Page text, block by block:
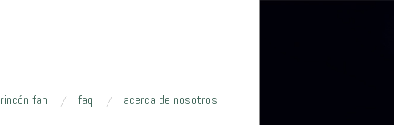
rincón fan faq acerca de nosotros